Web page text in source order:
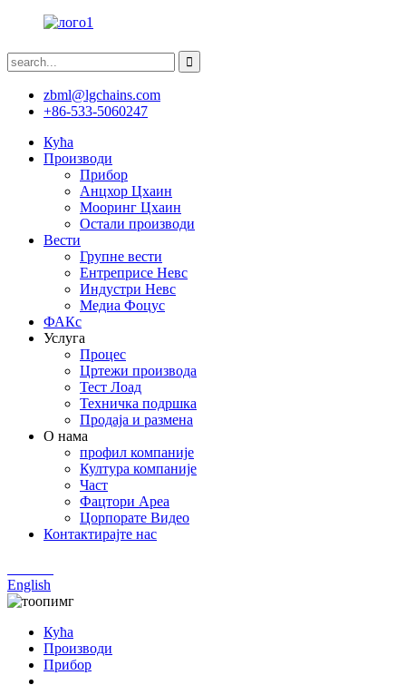
zbml@lgchains.com
+86-533-5060247
Кућа
Производи
Прибор
Анцхор Цхаин
Мооринг Цхаин
Остали производи
Вести
Групне вести
Ентреприсе Невс
Индустри Невс
Медиа Фоцус
ФАКс
Услуга
Процес
Цртежи производа
Тест Лоад
Техничка подршка
Продаја и размена
О нама
профил компаније
Култура компаније
Част
Фацтори Ареа
Цорпорате Видео
Контактирајте нас
English
Кућа
Производи
Прибор